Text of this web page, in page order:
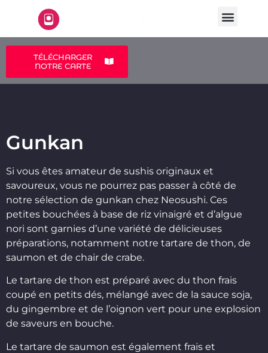
TÉLÉCHARGER
NOTRE CARTE
Gunkan
Si vous êtes amateur de sushis originaux et
savoureux, vous ne pourrez pas passer à côté de
notre sélection de gunkan chez Neosushi. Ces
petites bouchées à base de riz vinaigré et d’algue
nori sont garnies d’une variété de délicieuses
préparations, notamment notre tartare de thon, de
saumon et de chair de crabe.
Le tartare de thon est préparé avec du thon frais
coupé en petits dés, mélangé avec de la sauce soja,
du gingembre et de l’oignon vert pour une explosion
de saveurs en bouche.
Le tartare de saumon est également frais et